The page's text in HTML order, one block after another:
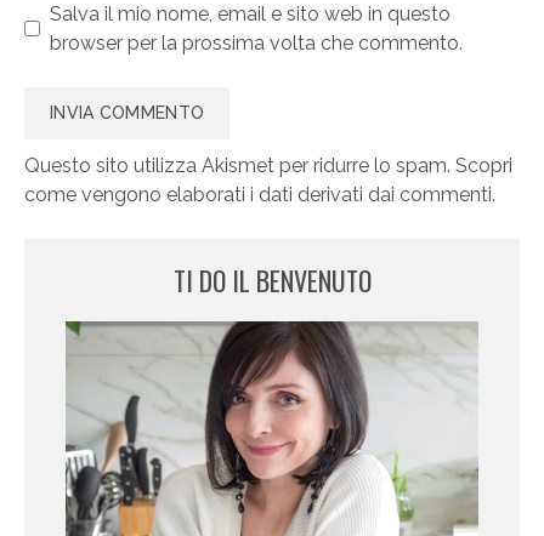
Salva il mio nome, email e sito web in questo
browser per la prossima volta che commento.
Questo sito utilizza Akismet per ridurre lo spam. Scopri
come vengono elaborati i dati derivati dai commenti.
TI DO IL BENVENUTO